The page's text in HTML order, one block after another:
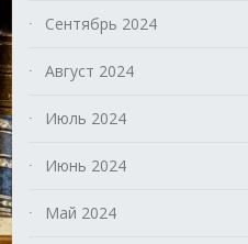
Сентябрь 2024
Август 2024
Июль 2024
Июнь 2024
Май 2024